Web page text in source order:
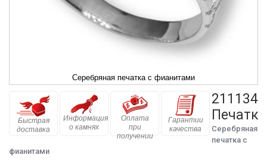
Серебряная печатка с фианитами
Быстрая
доставка
Информация
о камнях
Оплата
при
получении
Гарантии
качества
211134
Печатка
Серебряная
печатка с
фианитами